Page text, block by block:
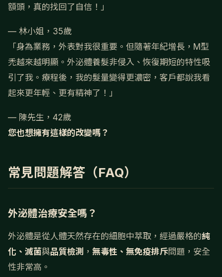
額頭，真的找回了自信！」
— 林小姐，35歲
「身為業務，外表對我很重要。但隨著年紀增長，M型
禿越來越明顯。外泌體養髮非侵入、恢復期短的特性吸
引了我。療程後，我的髮量變得更濃密，客戶都說我看
起來更年輕、更有精神了！」
— 陳先生，42歲
您也想擁有這樣的改變嗎？
常見問題解答（FAQ）
外泌體治療安全嗎？
外泌體是從人體天然存在的細胞中萃取，經過嚴格的純
化、滅菌與品質檢測 ， 無毒性、無免疫排斥問題，安全
性非常高。